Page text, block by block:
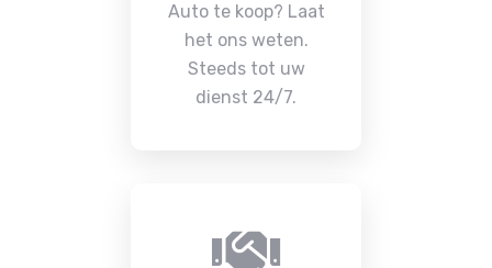
Auto te koop? Laat
het ons weten.
Steeds tot uw
dienst 24/7.